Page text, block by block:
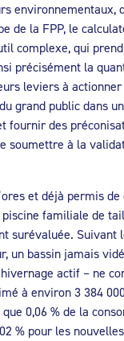
environnementaux,
de la FPP, le
complexe, qui
précisément la
leviers à
grand public dans
fournir des
soumettre à la
et déjà permis
piscine familiale de
surévaluée. Suivant
un bassin jamais
actif – ne
à environ 3 384
0,06 % de la
% pour les